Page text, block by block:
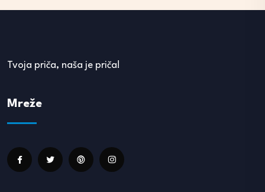
Tvoja priča, naša je priča!
Mreže